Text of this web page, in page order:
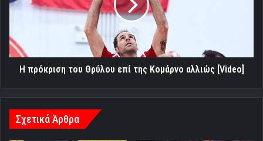
επί
αλλιώς
[Video]
Η πρόκριση του Θρύλου επί της Κομάρνο αλλιώς [Video]
Σχετικά Άρθρα